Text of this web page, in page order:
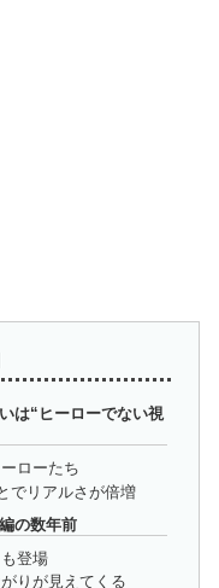
は“ヒーローでない視
ローたち
でリアルさが倍増
の数年前
登場
りが見えてくる